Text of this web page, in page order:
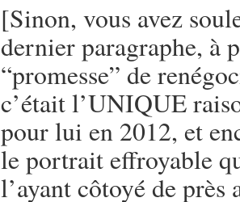
[Sinon, vous avez
dernier paragraphe, à
“promesse” de
c’était l’UNIQUE
pour lui en 2012, et
le portrait effroyable
l’ayant côtoyé de